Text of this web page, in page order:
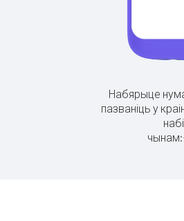
Набярыце
пазваніць у
чынам: